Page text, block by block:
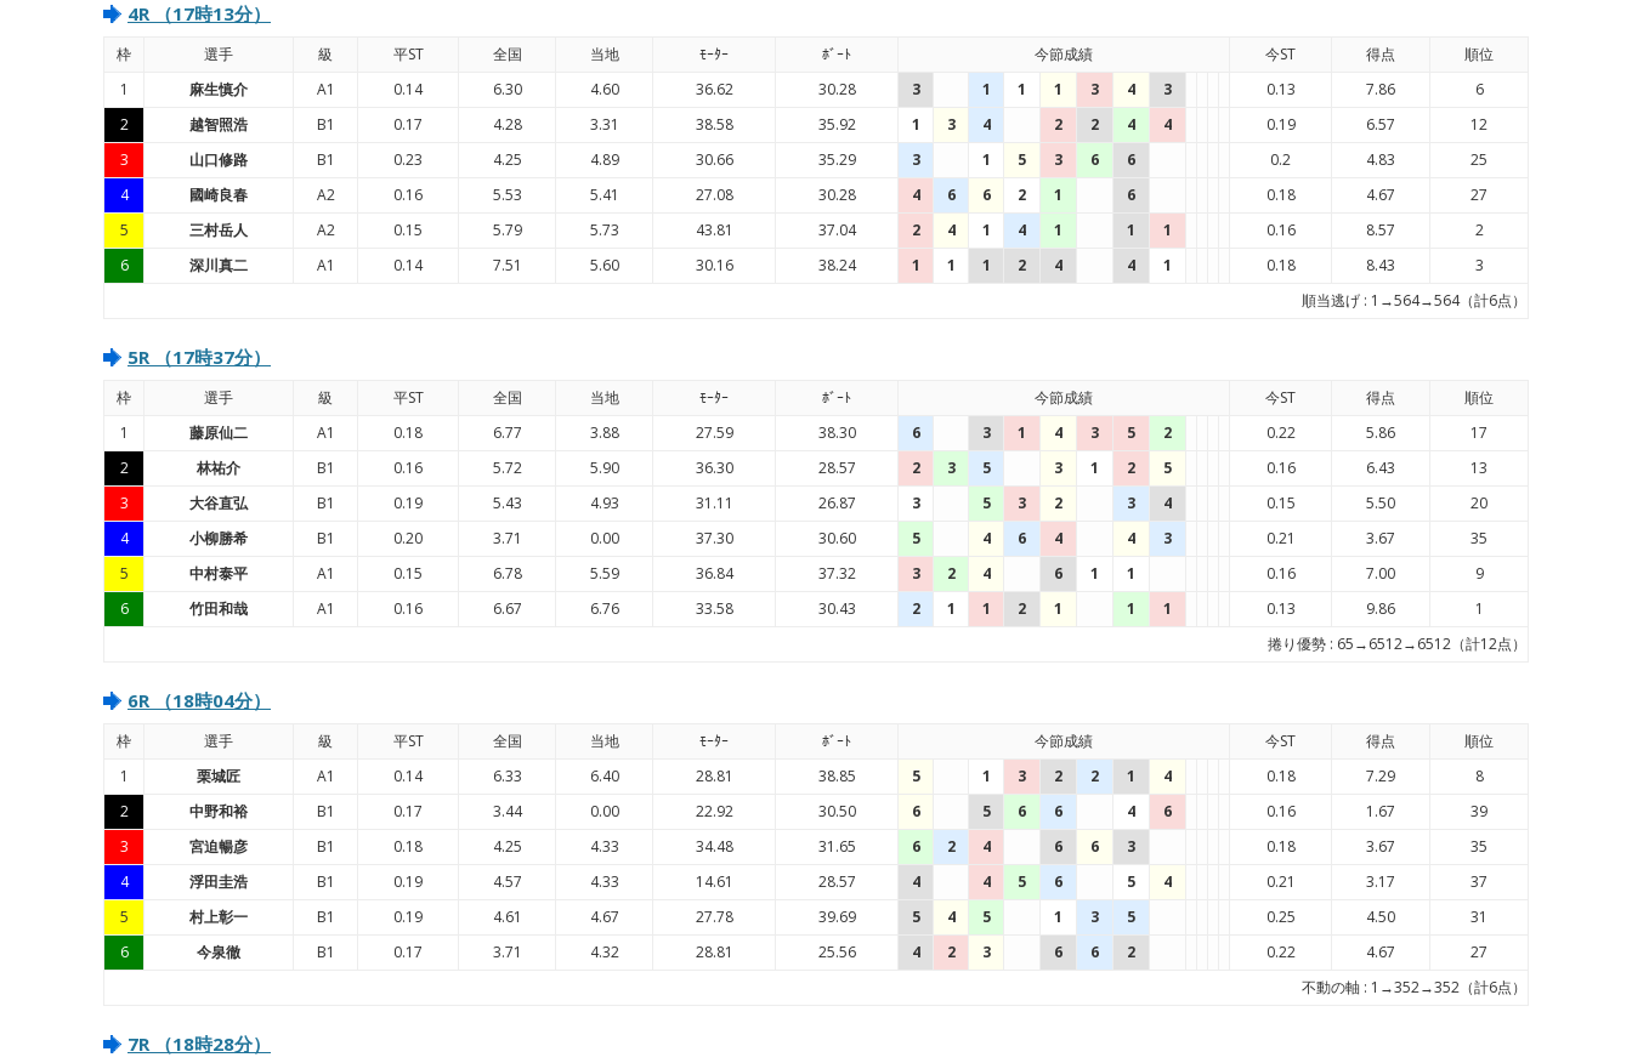
4R （17時13分）
枠 選手 級 平ST 全国 当地 ﾓｰﾀｰ ﾎﾞｰﾄ 今節成績 今ST 得点
順位
1
麻生慎介 A1 0.14 6.30 4.60 36.62 30.28 3 1 1 1 3 4 3 0.13 7.86
6
2
越智照浩 B1 0.17 4.28 3.31 38.58 35.92 1 3 4 2 2 4 4 0.19 6.57
12
3
山口修路 B1 0.23 4.25 4.89 30.66 35.29 3 1 5 3 6 6 0.2 4.83
25
4
國崎良春 A2 0.16 5.53 5.41 27.08 30.28 4 6 6 2 1 6 0.18 4.67
27
5
三村岳人 A2 0.15 5.79 5.73 43.81 37.04 2 4 1 4 1 1 1 0.16 8.57
2
6
深川真二 A1 0.14 7.51 5.60 30.16 38.24 1 1 1 2 4 4 1 0.18 8.43
3
順当逃げ : 1→564→564（計6点）
5R （17時37分）
枠 選手 級 平ST 全国 当地 ﾓｰﾀｰ ﾎﾞｰﾄ 今節成績 今ST 得点
順位
1
藤原仙二 A1 0.18 6.77 3.88 27.59 38.30 6 3 1 4 3 5 2 0.22 5.86
17
2
林祐介 B1 0.16 5.72 5.90 36.30 28.57 2 3 5 3 1 2 5 0.16 6.43
13
3
大谷直弘 B1 0.19 5.43 4.93 31.11 26.87 3 5 3 2 3 4 0.15 5.50
20
4
小柳勝希 B1 0.20 3.71 0.00 37.30 30.60 5 4 6 4 4 3 0.21 3.67
35
5
中村泰平 A1 0.15 6.78 5.59 36.84 37.32 3 2 4 6 1 1 0.16 7.00
9
6
竹田和哉 A1 0.16 6.67 6.76 33.58 30.43 2 1 1 2 1 1 1 0.13 9.86
1
捲り優勢 : 65→6512→6512（計12点）
6R （18時04分）
枠 選手 級 平ST 全国 当地 ﾓｰﾀｰ ﾎﾞｰﾄ 今節成績 今ST 得点
順位
1
栗城匠 A1 0.14 6.33 6.40 28.81 38.85 5 1 3 2 2 1 4 0.18 7.29
8
2
中野和裕 B1 0.17 3.44 0.00 22.92 30.50 6 5 6 6 4 6 0.16 1.67
39
3
宮迫暢彦 B1 0.18 4.25 4.33 34.48 31.65 6 2 4 6 6 3 0.18 3.67
35
4
浮田圭浩 B1 0.19 4.57 4.33 14.61 28.57 4 4 5 6 5 4 0.21 3.17
37
5
村上彰一 B1 0.19 4.61 4.67 27.78 39.69 5 4 5 1 3 5 0.25 4.50
31
6
今泉徹 B1 0.17 3.71 4.32 28.81 25.56 4 2 3 6 6 2 0.22 4.67
27
不動の軸 : 1→352→352（計6点）
7R （18時28分）